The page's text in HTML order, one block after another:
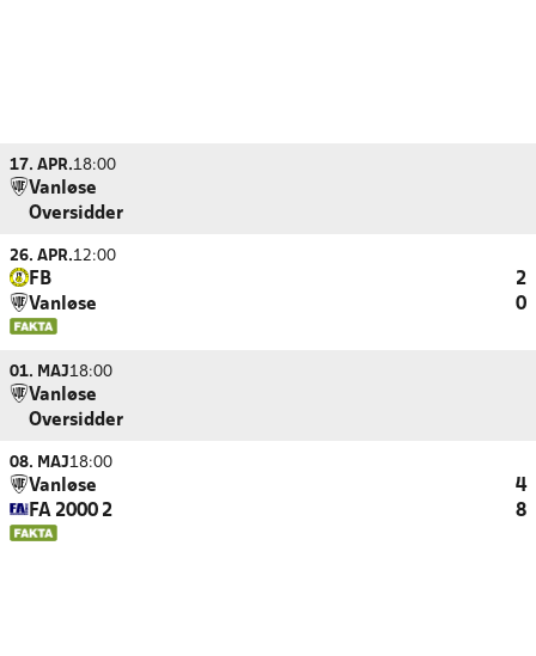
17. APR.18:00
Vanløse
Oversidder
26. APR.12:00
FB
2
Vanløse
0
01. MAJ18:00
Vanløse
Oversidder
08. MAJ18:00
Vanløse
4
FA 2000 2
8